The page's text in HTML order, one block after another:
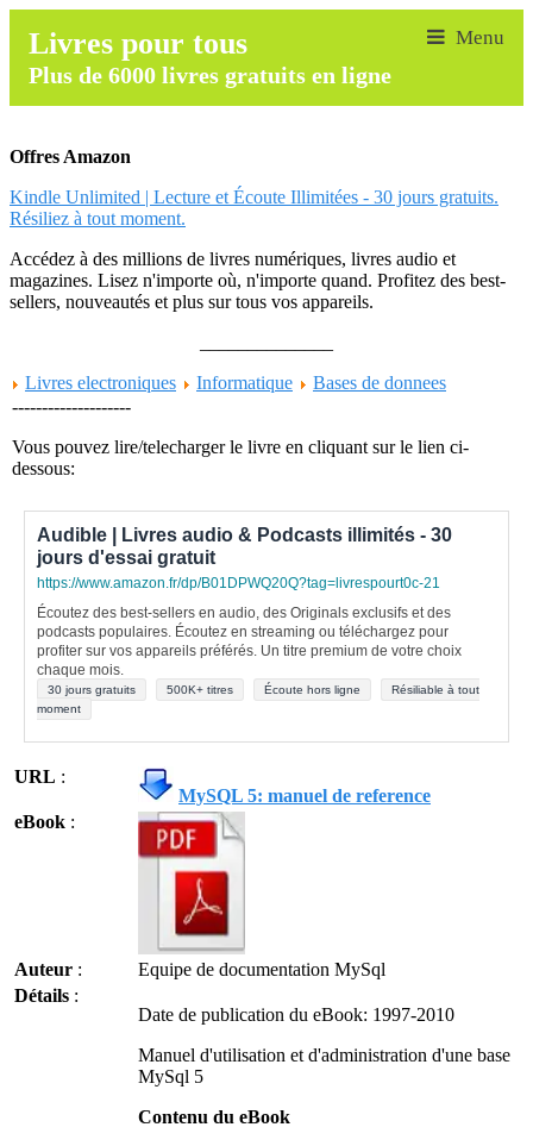
Livres pour tous
Plus de 6000 livres gratuits en ligne
Offres Amazon
Kindle Unlimited | Lecture et Écoute Illimitées - 30 jours gratuits.
Résiliez à tout moment.
Accédez à des millions de livres numériques, livres audio et
magazines. Lisez n'importe où, n'importe quand. Profitez des best-
sellers, nouveautés et plus sur tous vos appareils.
Livres electroniques
Informatique
Bases de donnees
--------------------
Vous pouvez lire/telecharger le livre en cliquant sur le lien ci-
dessous:
Audible | Livres audio & Podcasts illimités - 30
jours d'essai gratuit
https://www.amazon.fr/dp/B01DPWQ20Q?tag=livrespourt0c-21
Écoutez des best-sellers en audio, des Originals exclusifs et des
podcasts populaires. Écoutez en streaming ou téléchargez pour
profiter sur vos appareils préférés. Un titre premium de votre choix
chaque mois.
30 jours gratuits 500K+ titres Écoute hors ligne
Résiliable à tout
moment
URL :
MySQL 5: manuel de reference
eBook :
Auteur :
Equipe de documentation MySql
Détails :
Date de publication du eBook: 1997-2010
Manuel d'utilisation et d'administration d'une base
MySql 5
Contenu du eBook